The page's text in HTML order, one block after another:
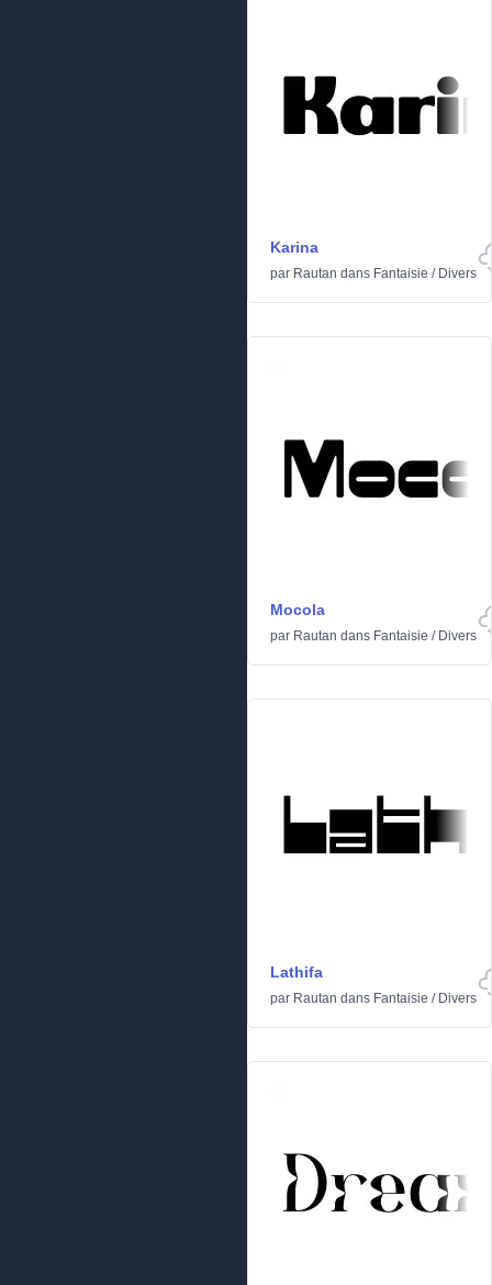
Karina
par Rautan dans Fantaisie / Divers
Mocola
par Rautan dans Fantaisie / Divers
Lathifa
par Rautan dans Fantaisie / Divers